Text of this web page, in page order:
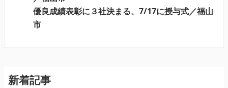
優良成績表彰に３社決まる、7/17に授与式／福山
市
新着記事